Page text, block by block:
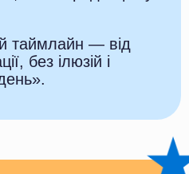
таймлайн — від
без ілюзій і